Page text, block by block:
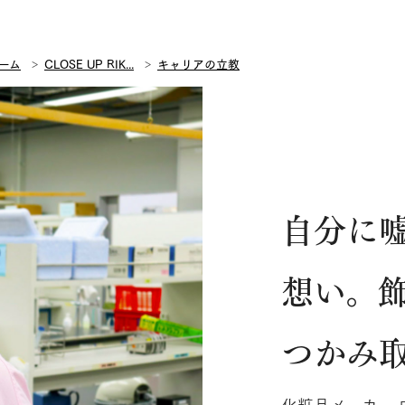
ム CLOSE UP RIK... キャリアの立教
自分に
想い。
つかみ